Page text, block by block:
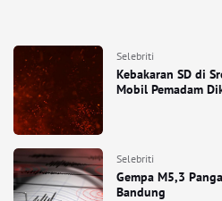
Selebriti
Kebakaran SD di
Mobil Pemadam
Selebriti
Gempa M5,3
Bandung